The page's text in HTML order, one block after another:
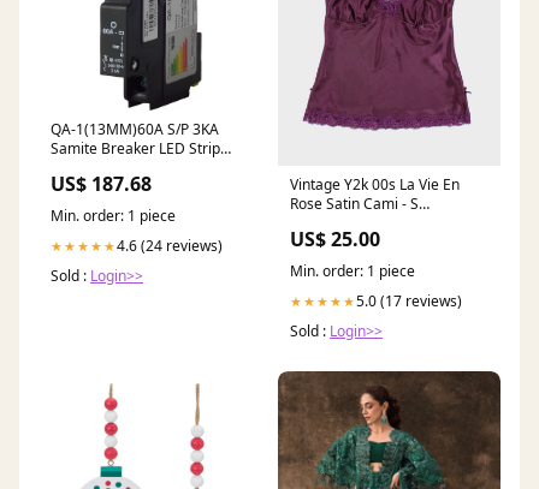
QA-1(13MM)60A S/P 3KA
Samite Breaker LED Strip
US$ 187.68
Min. order: 1 piece
★★★★★4.6 (24 reviews)
Sold : Login>>
Vintage Y2k 00s La Vie En
Rose Satin Cami - S
US$ 25.00
Min. order: 1 piece
★★★★★5.0 (17 reviews)
Sold : Login>>